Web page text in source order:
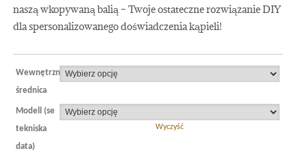
naszą wkopywaną balią – Twoje ostateczne rozwiązanie DIY
dla spersonalizowanego doświadczenia kąpieli!
Wewnętrzna
średnica
Modell (se
tekniska
data)
Wyczyść